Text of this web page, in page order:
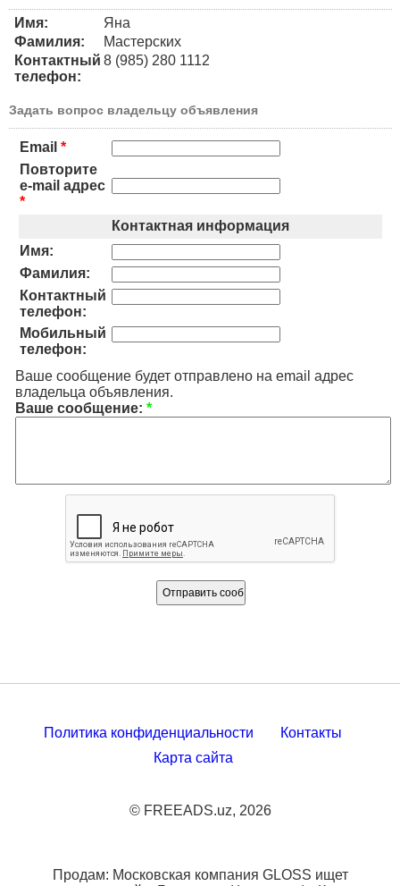
Имя:
Яна
Фамилия:
Мастерских
Контактный
телефон:
8 (985) 280 1112
Задать вопрос владельцу объявления
Email *
Повторите
e-mail адрес
*
Контактная информация
Имя:
Фамилия:
Контактный
телефон:
Мобильный
телефон:
Ваше сообщение будет отправлено на email адрес
владельца объявления.
Ваше сообщение: *
Политика конфиденциальности
Контакты
Карта сайта
© FREEADS.uz, 2026
Продам: Московская компания GLOSS ищет